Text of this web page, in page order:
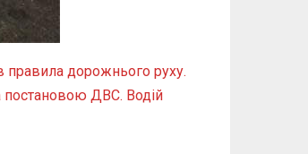
правила дорожнього руху.
постановою ДВС. Водій